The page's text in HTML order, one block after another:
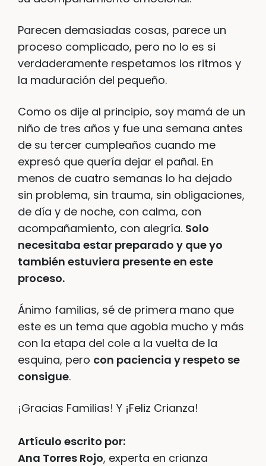
Parecen demasiadas cosas, parece un
proceso complicado, pero no lo es si
verdaderamente respetamos los ritmos y
la maduración del pequeño.
Como os dije al principio, soy mamá de un
niño de tres años y fue una semana antes
de su tercer cumpleaños cuando me
expresó que quería dejar el pañal. En
menos de cuatro semanas lo ha dejado
sin problema, sin trauma, sin obligaciones,
de día y de noche, con calma, con
acompañamiento, con alegría. Solo
necesitaba estar preparado y que yo
también estuviera presente en este
proceso.
Ánimo familias, sé de primera mano que
este es un tema que agobia mucho y más
con la etapa del cole a la vuelta de la
esquina, pero con paciencia y respeto se
consigue.
¡Gracias Familias! Y ¡Feliz Crianza!
Artículo escrito por:
Ana Torres Rojo, experta en crianza